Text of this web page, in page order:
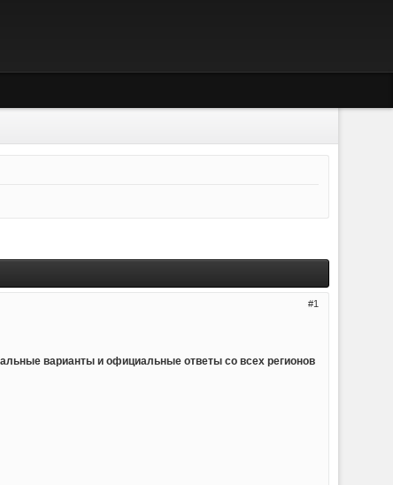
1
варианты и официальные ответы со всех регионов